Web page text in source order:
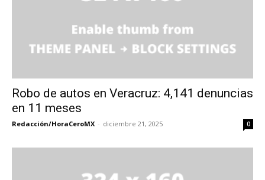
Robo de autos en Veracruz: 4,141 denuncias
en 11 meses
Redacción/HoraCeroMX - diciembre 21, 2025 0